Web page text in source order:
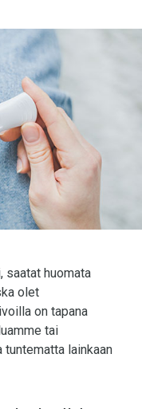
huomata
olet
on tapana
tai
tuntematta lainkaan